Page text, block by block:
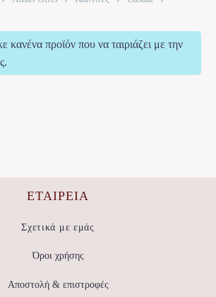
κανένα προϊόν που να ταιριάζει με την
ΕΤΑΙΡΕΊΑ
Σχετικά με εμάς
Όροι χρήσης
Αποστολή & επιστροφές